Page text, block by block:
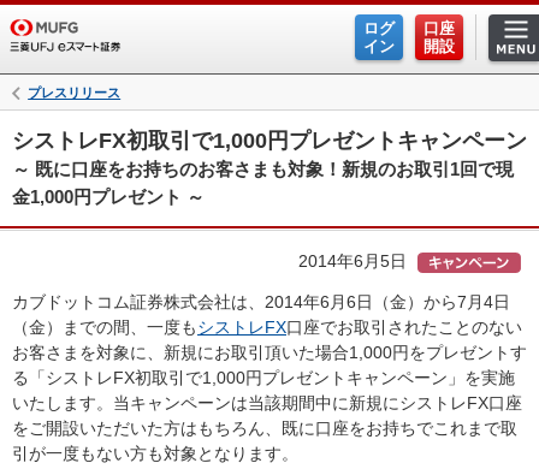
ログ
イン
口座
開設
プレスリリース
シストレFX初取引で1,000円プレゼントキャンペーン
～ 既に口座をお持ちのお客さまも対象！新規のお取引1回で現
金1,000円プレゼント ～
2014年6月5日
カブドットコム証券株式会社は、2014年6月6日（金）から7月4日
（金）までの間、一度もシストレFX口座でお取引されたことのない
お客さまを対象に、新規にお取引頂いた場合1,000円をプレゼントす
る「シストレFX初取引で1,000円プレゼントキャンペーン」を実施
いたします。当キャンペーンは当該期間中に新規にシストレFX口座
をご開設いただいた方はもちろん、既に口座をお持ちでこれまで取
引が一度もない方も対象となります。